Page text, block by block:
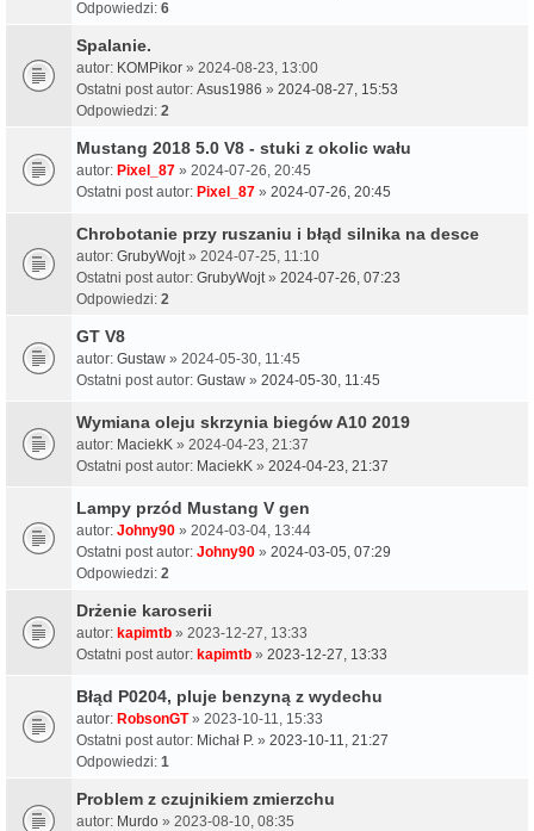
Odpowiedzi: 6
Spalanie.
autor: KOMPikor » 2024-08-23, 13:00
Ostatni post autor: Asus1986 » 2024-08-27, 15:53
Odpowiedzi: 2
Mustang 2018 5.0 V8 - stuki z okolic wału
autor: Pixel_87 » 2024-07-26, 20:45
Ostatni post autor: Pixel_87 » 2024-07-26, 20:45
Chrobotanie przy ruszaniu i błąd silnika na desce
autor: GrubyWojt» 2024-07-25, 11:10
Ostatni post autor: GrubyWojt» 2024-07-26, 07:23
Odpowiedzi: 2
GT V8
autor: Gustaw » 2024-05-30, 11:45
Ostatni post autor: Gustaw » 2024-05-30, 11:45
Wymiana oleju skrzynia biegów A10 2019
autor: MaciekK » 2024-04-23, 21:37
Ostatni post autor: MaciekK » 2024-04-23, 21:37
Lampy przód Mustang V gen
autor: Johny90 » 2024-03-04, 13:44
Ostatni post autor: Johny90 » 2024-03-05, 07:29
Odpowiedzi: 2
Drżenie karoserii
autor: kapimtb » 2023-12-27, 13:33
Ostatni post autor: kapimtb » 2023-12-27, 13:33
Błąd P0204, pluje benzyną z wydechu
autor: RobsonGT» 2023-10-11, 15:33
Ostatni post autor: Michał P. » 2023-10-11, 21:27
Odpowiedzi: 1
Problem z czujnikiem zmierzchu
autor: Murdo » 2023-08-10, 08:35